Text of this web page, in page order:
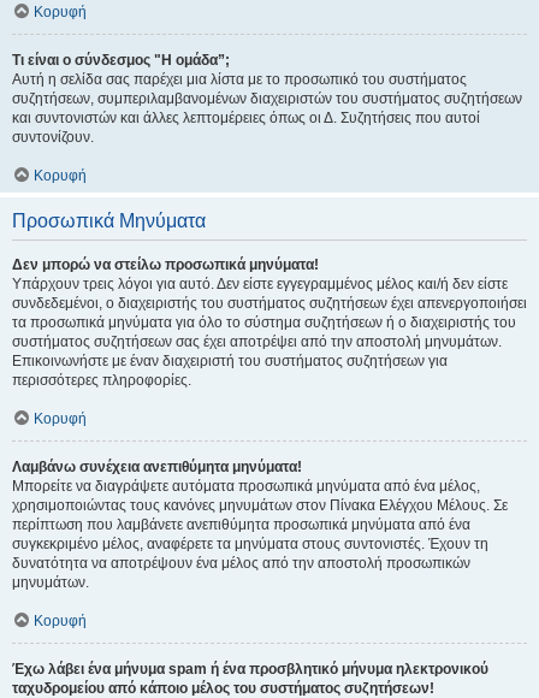
Κορυφή
Τι είναι ο σύνδεσμος "Η ομάδα”;
Αυτή η σελίδα σας παρέχει μια λίστα με το προσωπικό του συστήματος
συζητήσεων, συμπεριλαμβανομένων διαχειριστών του συστήματος συζητήσεων
και συντονιστών και άλλες λεπτομέρειες όπως οι Δ. Συζητήσεις που αυτοί
συντονίζουν.
Κορυφή
Προσωπικά Μηνύματα
Δεν μπορώ να στείλω προσωπικά μηνύματα!
Υπάρχουν τρεις λόγοι για αυτό. Δεν είστε εγγεγραμμένος μέλος και/ή δεν είστε
συνδεδεμένοι, ο διαχειριστής του συστήματος συζητήσεων έχει απενεργοποιήσει
τα προσωπικά μηνύματα για όλο το σύστημα συζητήσεων ή ο διαχειριστής του
συστήματος συζητήσεων σας έχει αποτρέψει από την αποστολή μηνυμάτων.
Επικοινωνήστε με έναν διαχειριστή του συστήματος συζητήσεων για
περισσότερες πληροφορίες.
Κορυφή
Λαμβάνω συνέχεια ανεπιθύμητα μηνύματα!
Μπορείτε να διαγράψετε αυτόματα προσωπικά μηνύματα από ένα μέλος,
χρησιμοποιώντας τους κανόνες μηνυμάτων στον Πίνακα Ελέγχου Μέλους. Σε
περίπτωση που λαμβάνετε ανεπιθύμητα προσωπικά μηνύματα από ένα
συγκεκριμένο μέλος, αναφέρετε τα μηνύματα στους συντονιστές. Έχουν τη
δυνατότητα να αποτρέψουν ένα μέλος από την αποστολή προσωπικών
μηνυμάτων.
Κορυφή
Έχω λάβει ένα μήνυμα spam ή ένα προσβλητικό μήνυμα ηλεκτρονικού
ταχυδρομείου από κάποιο μέλος του συστήματος συζητήσεων!